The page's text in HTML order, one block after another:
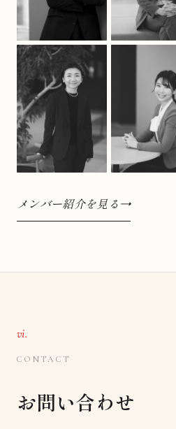
メンバー紹介を見る →
vi.
CONTACT
お問い合わせ